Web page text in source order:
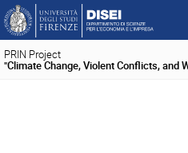
PRIN Project
"Climate Change, Violent Conflicts, and